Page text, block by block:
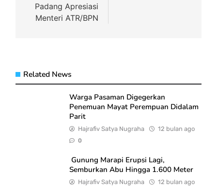
Padang Apresiasi
Menteri ATR/BPN
Related News
Warga Pasaman Digegerkan
Penemuan Mayat Perempuan Didalam
Parit
Hajrafiv Satya Nugraha 12 bulan ago
0
Gunung Marapi Erupsi Lagi,
Semburkan Abu Hingga 1.600 Meter
Hajrafiv Satya Nugraha 12 bulan ago